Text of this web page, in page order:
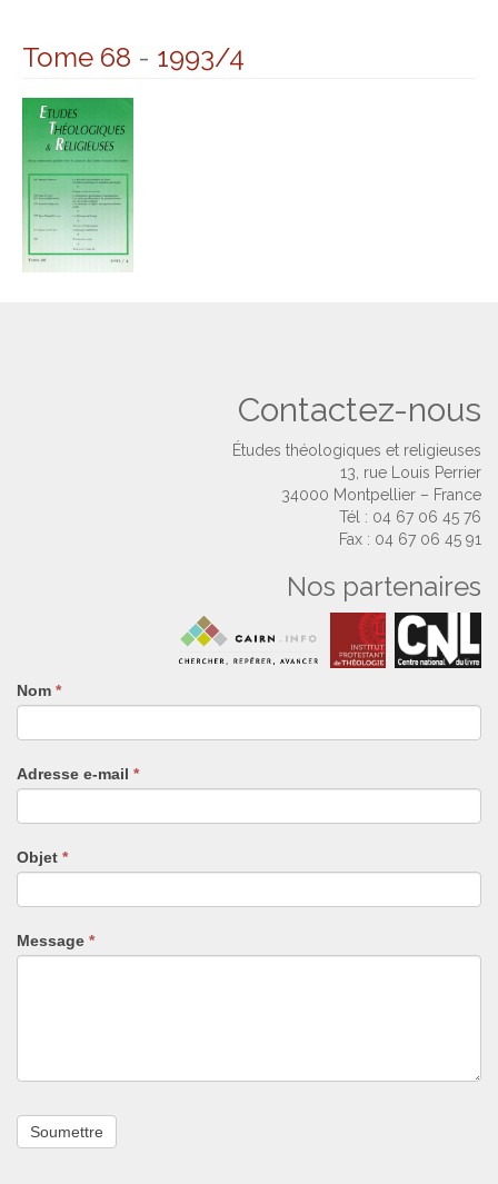
Tome 68 - 1993/4
Contactez-nous
Études théologiques et religieuses
13, rue Louis Perrier
34000 Montpellier – France
Tél : 04 67 06 45 76
Fax : 04 67 06 45 91
Nos partenaires
Nom *
Adresse e-mail *
Objet *
Message *
Si
vous
êtes
humain,
remplissez
ce